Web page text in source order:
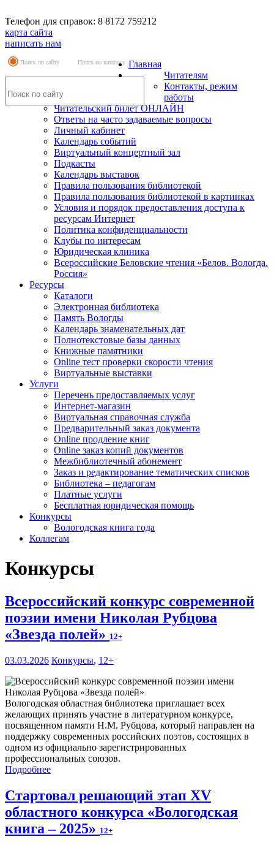
Телефон для справок: 8 8172 759212
карта сайта
написать нам
Поиск по сайту Поиск по каталогу Главная
Читателям
Контакты, режим
работы
Читательский билет ОНЛАЙН
Ответы на часто задаваемые вопросы
Личный кабинет
Календарь событий
Виртуальный концертный зал
Подкасты
Календарь выставок
Правила пользования библиотекой
Правила пользования библиотекой в картинках
Условия и порядок предоставления доступа к
ресурсам Интернет
Политика конфиденциальности
Клубы по интересам
Юридическая клиника
Всероссийские Беловские чтения «Белов. Вологда.
Россия»
Ресурсы
Каталоги
Электронная библиотека
Память Вологды
Календарь знаменательных дат
Полнотекстовые базы данных
Книжные памятники
Online тест проверки скорости чтения
Виртуальные выставки
Услуги
Перечень предоставляемых услуг
Интернет-магазин
Виртуальная справочная служба
Предварительный заказ документа
Online продление книг
Online заказ копий документов
Межбиблиотечный абонемент
Заказ и редактирование тематических списков
Библиотека – педагогам
Платные услуги
Бесплатная юридическая помощь
Конкурсы
Вологодская книга года
Коллегам
Конкурсы
Всероссийский конкурс современной
поэзии имени Николая Рубцова
«Звезда полей» 12+
03.03.2026 Конкурсы, 12+
Вологодская областная библиотека приглашает всех
желающих принять участие в литературном конкурсе,
посвященном памяти Н.М. Рубцова, который направлен на
поддержку современных российских поэтов, состоящих в
одном из официально зарегистрированных
профессиональных союзов.
Подробнее
Стартовал решающий этап XV
областного конкурса «Вологодская
книга – 2025» 12+